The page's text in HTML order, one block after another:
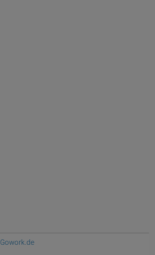
Gowork.de